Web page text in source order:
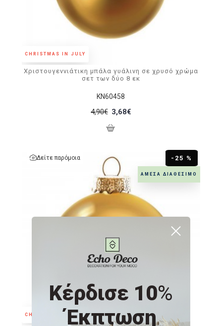
CHRISTMAS IN JULY
KN60458
Χριστουγεννιάτικη μπάλα γυάλινη σε χρυσό χρώμα
σετ των δύο 8 εκ
4,90€ 3,68€
ΆΜΕΣΑ ΔΙΑΘΈΣΙΜΟ
CHRISTMAS IN JULY
-25 %
Δείτε παρόμοια
Κέρδισε 10%
Έκπτωση